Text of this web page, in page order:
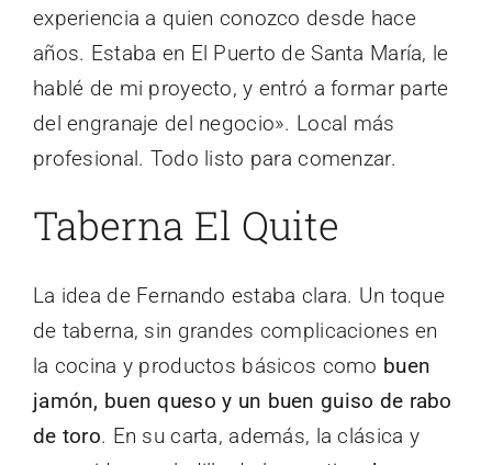
experiencia a quien conozco desde hace
años. Estaba en El Puerto de Santa María, le
hablé de mi proyecto, y entró a formar parte
del engranaje del negocio». Local más
profesional. Todo listo para comenzar.
Taberna El Quite
La idea de Fernando estaba clara. Un toque
de taberna, sin grandes complicaciones en
la cocina y productos básicos como buen
jamón, buen queso y un buen guiso de rabo
de toro. En su carta, además, la clásica y